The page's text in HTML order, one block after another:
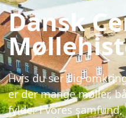
Dansk
Hvis du ser dig
er der mange møller,
fylder i vores